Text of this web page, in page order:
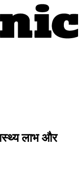
लाभ और